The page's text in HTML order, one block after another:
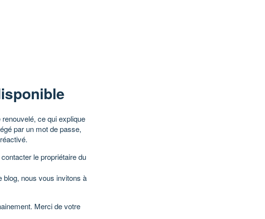
renouvelé, ce qui explique
par un mot de passe,
le propriétaire du
blog, nous vous invitons à
Merci de votre